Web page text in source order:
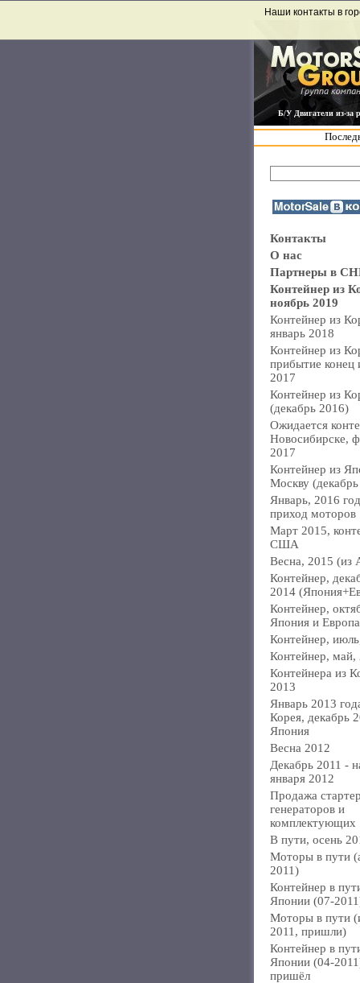
Б/У Двигатели из-за
Наши контакты в
Контакты
О нас
Партнеры в
Контейнер из
ноябрь 2019
Контейнер из
январь 2018
Контейнер из
прибытие конец
2017
Контейнер из
(декабрь 2016)
Ожидается
Новосибирске,
2017
Контейнер из
Москву
Январь, 2016
приход моторов
Март 2015,
США
Весна, 2015 (из
Контейнер,
2014
Контейнер,
Япония и
Контейнер,
Контейнер, май,
Контейнера из
2013
Январь 2013
Корея, декабрь
Япония
Весна 2012
Декабрь 2011 -
января 2012
Продажа
генераторов и
комплектующих
В пути, осень
Моторы в пути
2011)
Контейнер в
Японии (07-
Моторы в пути
2011, пришли)
Контейнер в
Японии (04-
пришёл